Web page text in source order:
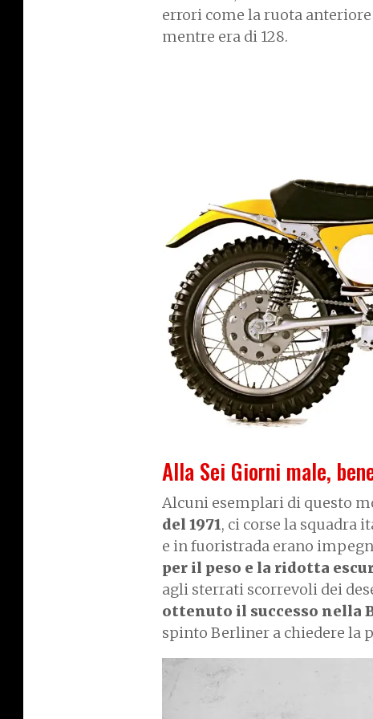
errori come la ruota anteriore
mentre era di 128.
Alla Sei Giorni male,
Alcuni esemplari di questo
del 1971, ci corse la squadra
e in fuoristrada erano
per il peso e la ridotta
agli sterrati scorrevoli dei
ottenuto il successo nella
spinto Berliner a chiedere la